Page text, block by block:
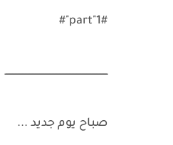
#part"1"#
ــــــــــــــــــــــــــــــــــــــــــــــــــــــــــــــــــــــــ
صباح يوم جديد ...